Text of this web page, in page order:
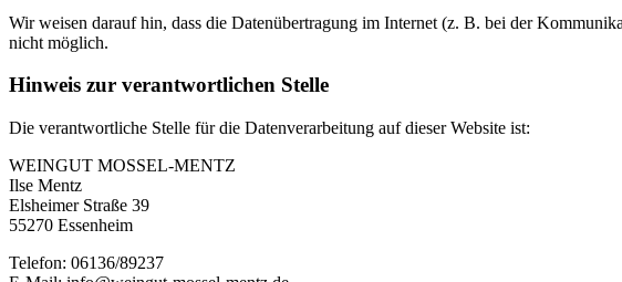
Wir weisen darauf hin, dass die Datenübertragung im Internet (z. B. bei der
nicht möglich.
Hinweis zur verantwortlichen Stelle
Die verantwortliche Stelle für die Datenverarbeitung auf dieser Website ist:
WEINGUT MOSSEL-MENTZ
Ilse Mentz
Elsheimer Straße 39
55270 Essenheim
Telefon: 06136/89237